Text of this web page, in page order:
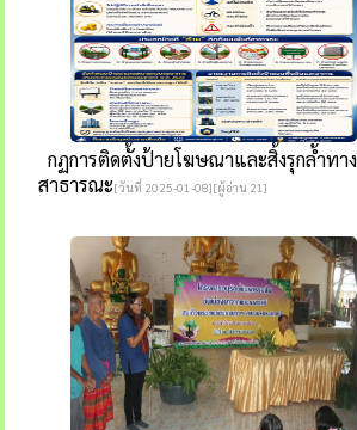
กฏการติดตั้งป้ายโฆษณาและสิ้งรุกล้ำทาง
สาธารณะ[วันที่ 2025-01-08][ผู้อ่าน 21]